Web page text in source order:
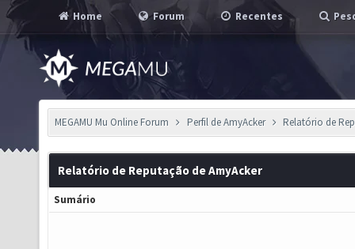
Home Forum Recentes
MEGAMU Mu Online Forum Perfil de AmyAcker Relatório de
Relatório de Reputação de AmyAcker
Sumário